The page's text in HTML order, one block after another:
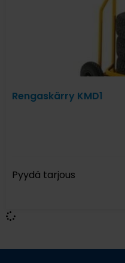
Rengaskärry KMD1
Pyydä tarjous